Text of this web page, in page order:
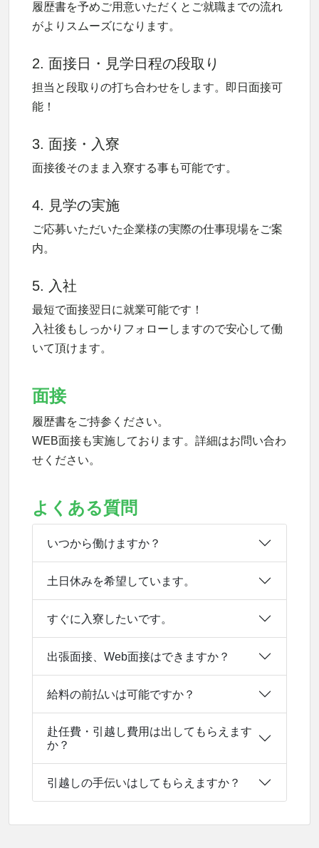
履歴書を予めご用意いただくとご就職までの流れ
がよりスムーズになります。
2. 面接日・見学日程の段取り
担当と段取りの打ち合わせをします。即日面接可
能！
3. 面接・入寮
面接後そのまま入寮する事も可能です。
4. 見学の実施
ご応募いただいた企業様の実際の仕事現場をご案
内。
5. 入社
最短で面接翌日に就業可能です！
入社後もしっかりフォローしますので安心して働
いて頂けます。
面接
履歴書をご持参ください。
WEB面接も実施しております。詳細はお問い合わ
せください。
よくある質問
いつから働けますか？
土日休みを希望しています。
すぐに入寮したいです。
出張面接、Web面接はできますか？
給料の前払いは可能ですか？
赴任費・引越し費用は出してもらえます
か？
引越しの手伝いはしてもらえますか？